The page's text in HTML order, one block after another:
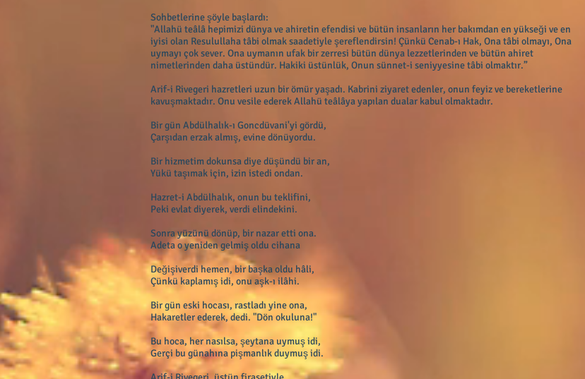
Sohbetlerine şöyle başlardı:
"Allahü teâlâ hepimizi dünya ve ahiretin efendisi ve bütün insanların her bakımdan en yükseği ve en
iyisi olan Resulullaha tâbi olmak saadetiyle şereflendirsin! Çünkü Cenab-ı Hak, Ona tâbi olmayı, Ona
uymayı çok sever. Ona uymanın ufak bir zerresi bütün dünya lezzetlerinden ve bütün ahiret
nimetlerinden daha üstündür. Hakiki üstünlük, Onun sünnet-i seniyyesine tâbi olmaktır.”
Arif-i Rivegeri hazretleri uzun bir ömür yaşadı. Kabrini ziyaret edenler, onun feyiz ve bereketlerine
kavuşmaktadır. Onu vesile ederek Allahü teâlâya yapılan dualar kabul olmaktadır.
Bir gün Abdülhalık-ı Goncdüvani'yi gördü,
Çarşıdan erzak almış, evine dönüyordu.
Bir hizmetim dokunsa diye düşündü bir an,
Yükü taşımak için, izin istedi ondan.
Hazret-i Abdülhalık, onun bu teklifini,
Peki evlat diyerek, verdi elindekini.
Sonra yüzünü dönüp, bir nazar etti ona.
Adeta o yeniden gelmiş oldu cihana
Değişiverdi hemen, bir başka oldu hâli,
Çünkü kaplamış idi, onu aşk-ı ilâhi.
Bir gün eski hocası, rastladı yine ona,
Hakaretler ederek, dedi. "Dön okuluna!"
Bu hoca, her nasılsa, şeytana uymuş idi,
Gerçi bu günahına pişmanlık duymuş idi.